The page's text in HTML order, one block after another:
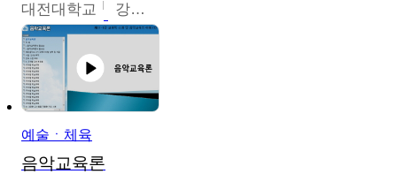
대전대학교 강지혁
예술ㆍ체육
음악교육론